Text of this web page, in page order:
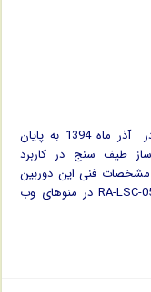
طراحی و ساخت دوربین خطی RA-LSC-0526 در آذر ماه 1394 به پایان
طیف سنج در کاربرد
مشخصات فنی این دوربین
لطفا به بخش دوربین اسکن خطی و گزینه RA-LSC-0526 در منوهای وب